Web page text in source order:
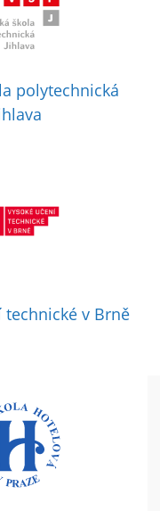
polytechnická
technické v Brně